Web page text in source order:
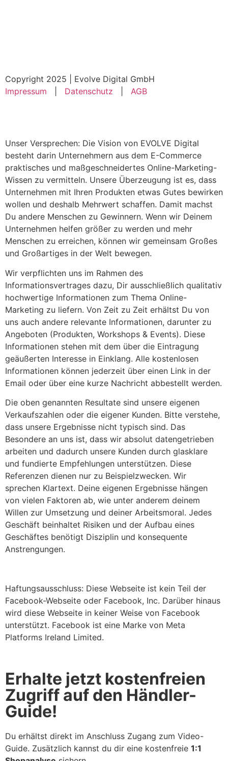
Copyright 2025 | Evolve Digital GmbH
Impressum
Datenschutz AGB
Unser Versprechen: Die Vision von EVOLVE Digital
besteht darin Unternehmern aus dem E-Commerce
praktisches und maßgeschneidertes Online-Marketing-
Wissen zu vermitteln. Unsere Überzeugung ist es, dass
Unternehmen mit Ihren Produkten etwas Gutes bewirken
wollen und deshalb Mehrwert schaffen. Damit machst
Du andere Menschen zu Gewinnern. Wenn wir Deinem
Unternehmen helfen größer zu werden und mehr
Menschen zu erreichen, können wir gemeinsam Großes
und Großartiges in der Welt bewegen.
Wir verpflichten uns im Rahmen des
Informationsvertrages dazu, Dir ausschließlich qualitativ
hochwertige Informationen zum Thema Online-
Marketing zu liefern. Von Zeit zu Zeit erhältst Du von
uns auch andere relevante Informationen, darunter zu
Angeboten (Produkten, Workshops & Events). Diese
Informationen stehen mit dem über die Eintragung
geäußerten Interesse in Einklang. Alle kostenlosen
Informationen können jederzeit über einen Link in der
Email oder über eine kurze Nachricht abbestellt werden.
Die oben genannten Resultate sind unsere eigenen
Verkaufszahlen oder die eigener Kunden. Bitte verstehe,
dass unsere Ergebnisse nicht typisch sind. Das
Besondere an uns ist, dass wir absolut datengetrieben
arbeiten und dadurch unsere Kunden durch glasklare
und fundierte Empfehlungen unterstützen. Diese
Referenzen dienen nur zu Beispielzwecken. Wir
sprechen Klartext. Deine eigenen Ergebnisse hängen
von vielen Faktoren ab, wie unter anderem deinem
Willen zur Umsetzung und deiner Arbeitsmoral. Jedes
Geschäft beinhaltet Risiken und der Aufbau eines
Geschäftes benötigt Disziplin und konsequente
Anstrengungen.
Haftungsausschluss: Diese Webseite ist kein Teil der
Facebook-Webseite oder Facebook, Inc. Darüber hinaus
wird diese Webseite in keiner Weise von Facebook
unterstützt. Facebook ist eine Marke von Meta
Platforms Ireland Limited.
Erhalte jetzt kostenfreien
Zugriff auf den Händler-
Guide!
Du erhältst direkt im Anschluss Zugang zum Video-
Guide. Zusätzlich kannst du dir eine kostenfreie 1:1